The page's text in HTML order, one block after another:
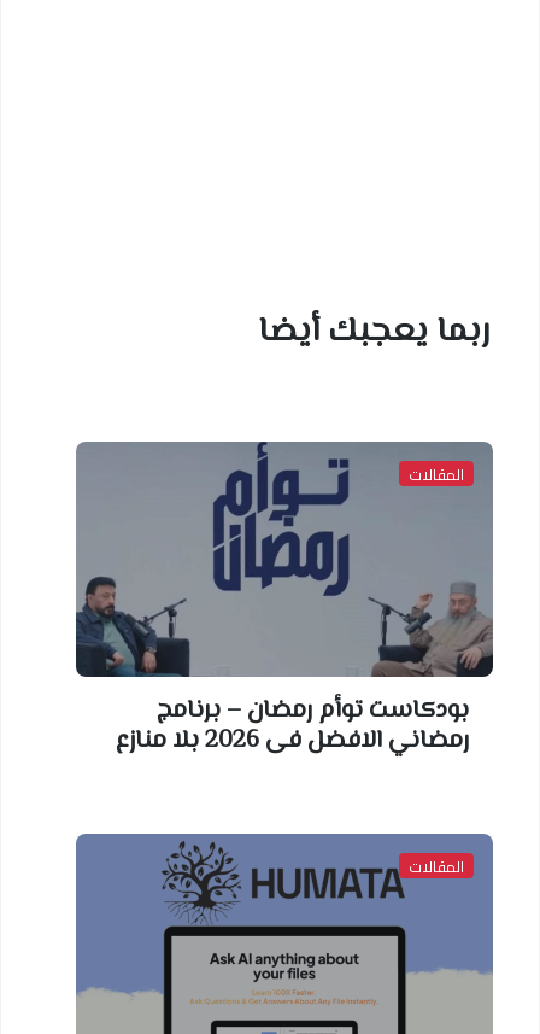
ربما يعجبك أيضا
المقالات
بودكاست توأم رمضان – برنامج
رمضاني الافضل فى 2026 بلا منازع
المقالات